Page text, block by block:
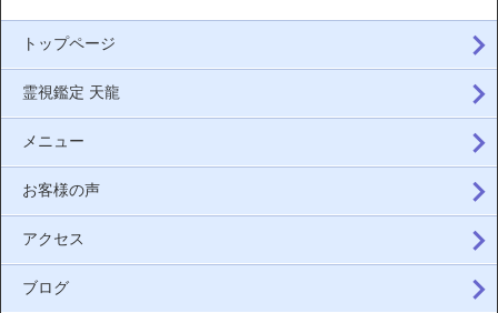
トップページ
霊視鑑定 天龍
メニュー
お客様の声
アクセス
ブログ